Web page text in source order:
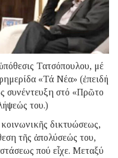
Τατσόπουλου, μέ
«Τά Νέα» (ἐπειδή
συνέντευξη στό «Πρῶτο
του.)
δικτυώσεως,
τῆς ἀπολύσεώς του,
πού εἶχε. Μεταξύ